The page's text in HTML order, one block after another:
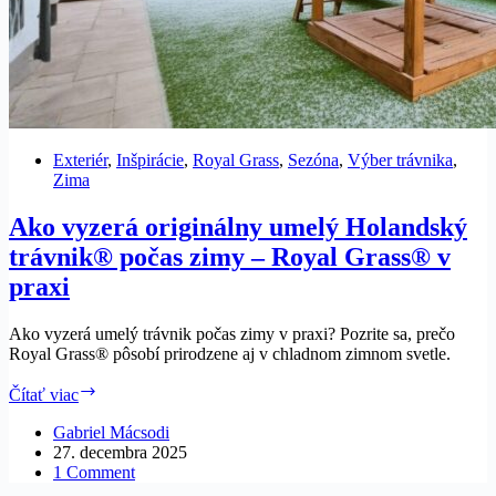
Exteriér, Inšpirácie, Royal Grass, Sezóna, Výber trávnika,
Zima
Ako vyzerá originálny umelý Holandský
trávnik® počas zimy – Royal Grass® v
praxi
Ako vyzerá umelý trávnik počas zimy v praxi? Pozrite sa, prečo
Royal Grass® pôsobí prirodzene aj v chladnom zimnom svetle.
Čítať viac
originálny
umelý
Holandský
Gabriel Mácsodi
27. decembra 2025
1 Comment